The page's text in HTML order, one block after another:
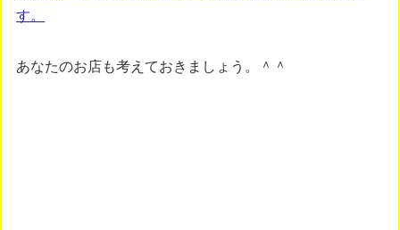
す。
あなたのお店も考えておきましょう。＾＾